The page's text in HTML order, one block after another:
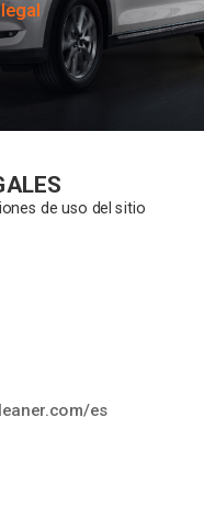
de uso del sitio
es